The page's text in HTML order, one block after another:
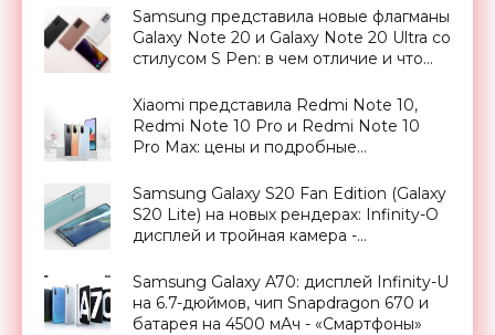
«Смартфоны»
Samsung представила новые флагманы
Galaxy Note 20 и Galaxy Note 20 Ultra со
стилусом S Pen: в чем отличие и что
Xiaomi представила Redmi Note 10,
Redmi Note 10 Pro и Redmi Note 10
Pro Max: цены и подробные
«Смартфоны»
Samsung Galaxy S20 Fan Edition (Galaxy
S20 Lite) на новых рендерах: Infinity-O
дисплей и тройная камера -
Samsung Galaxy A70: дисплей Infinity-U
на 6.7-дюймов, чип Snapdragon 670 и
батарея на 4500 мАч - «Смартфоны»